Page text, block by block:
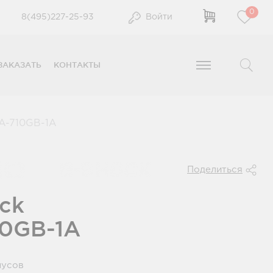
8(495)227-25-93 Войти
0
КОНТАКТЫ
Поделиться
1A